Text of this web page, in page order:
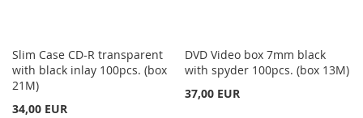
Slim Case CD-R transparent
with black inlay 100pcs. (box
21M)
34,00 EUR
DVD Video box 7mm black
with spyder 100pcs. (box 13M)
37,00 EUR